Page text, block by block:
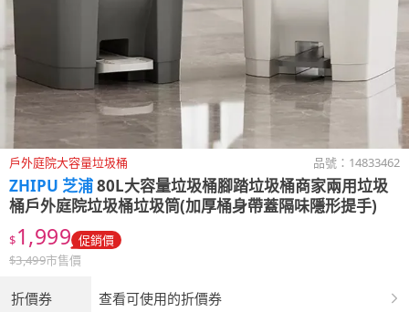
戶外庭院大容量垃圾桶 品號： 14833462
ZHIPU 芝浦80L大容量垃圾桶腳踏垃圾桶商家兩用垃圾
桶戶外庭院垃圾桶垃圾筒(加厚桶身帶蓋隔味隱形提手)
$1,999 促銷價
$3,499市售價
折價券 查看可使用的折價券